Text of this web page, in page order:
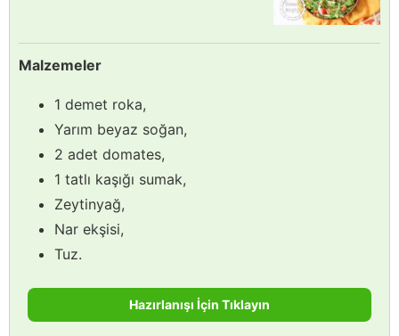
Malzemeler
1 demet roka,
Yarım beyaz soğan,
2 adet domates,
1 tatlı kaşığı sumak,
Zeytinyağ,
Nar ekşisi,
Tuz.
Hazırlanışı İçin Tıklayın